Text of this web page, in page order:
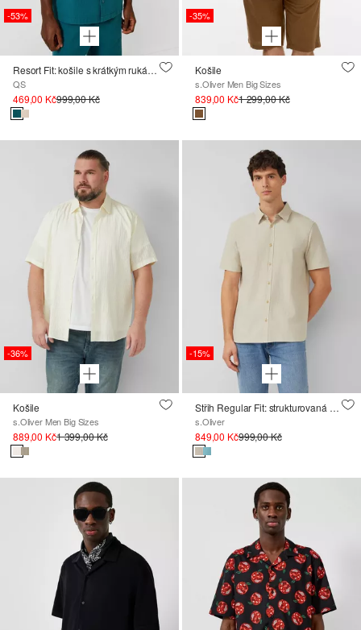
-53%
Resort Fit: košile s krátkým rukávem a strukturou
QS
469,00 Kč999,00 Kč
-35%
Košile
s.Oliver Men Big Sizes
839,00 Kč1 299,00 Kč
-36%
Košile
s.Oliver Men Big Sizes
889,00 Kč1 399,00 Kč
-15%
Střih Regular Fit: strukturovaná bavlněná košile s krátkým rukávem
s.Oliver
849,00 Kč999,00 Kč